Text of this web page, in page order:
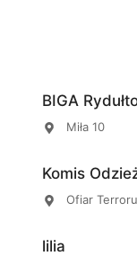
BIGA
Miła 10
Komis
Ofiar
lilia